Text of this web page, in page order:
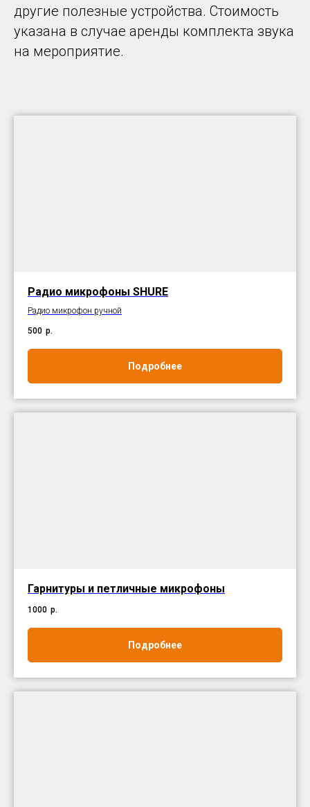
другие полезные устройства. Стоимость
указана в случае аренды комплекта звука
на мероприятие.
Радио микрофоны SHURE
Радио микрофон ручной
500 р.
Подробнее
Гарнитуры и петличные микрофоны
1000 р.
Подробнее